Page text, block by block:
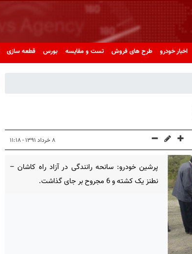
اخبار خودرو طرح های فروش تست و مقایسه بورس قطعه سازی
۸ خرداد ۱۳۹۱ - ۱۱:۱۸
پرشین خودرو: سانحه رانندگی در آزاد راه کاشان –
نطنز یک کشته و 6 مجروح بر جای گذاشت.